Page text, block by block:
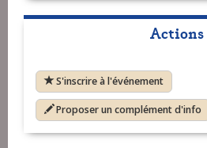
Actions
S'inscrire à l'événement
Proposer un complément d'info